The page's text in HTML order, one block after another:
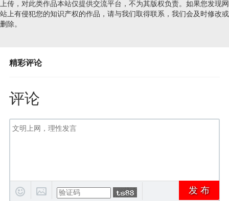
上传，对此类作品本站仅提供交流平台，不为其版权负责。如果您发现网
站上有侵犯您的知识产权的作品，请与我们取得联系，我们会及时修改或
删除。
精彩评论
评论
发 布